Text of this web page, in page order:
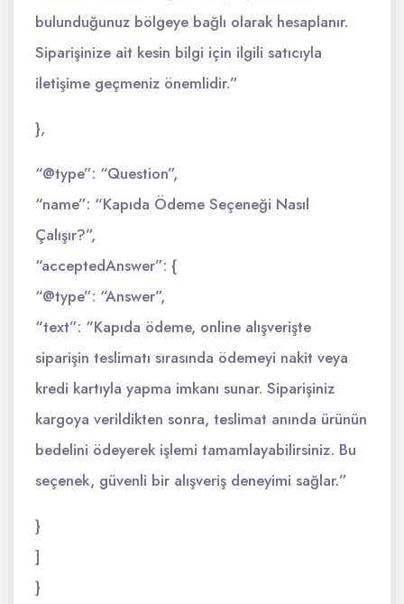
bulunduğunuz bölgeye bağlı olarak hesaplanır.
Siparişinize ait kesin bilgi için ilgili satıcıyla
iletişime geçmeniz önemlidir.”
},
“@type”: “Question”,
“name”: “Kapıda Ödeme Seçeneği Nasıl
Çalışır?”,
“acceptedAnswer”: {
“@type”: “Answer”,
“text”: “Kapıda ödeme, online alışverişte
siparişin teslimatı sırasında ödemeyi nakit veya
kredi kartıyla yapma imkanı sunar. Siparişiniz
kargoya verildikten sonra, teslimat anında ürünün
bedelini ödeyerek işlemi tamamlayabilirsiniz. Bu
seçenek, güvenli bir alışveriş deneyimi sağlar.”
}
]
}